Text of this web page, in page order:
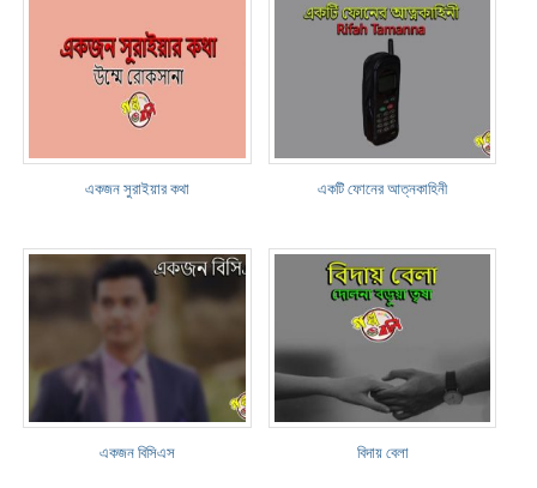
একজন সুরাইয়ার কথা একটি ফোনের আত্নকাহিনী
একজন বিসিএস বিদায় বেলা